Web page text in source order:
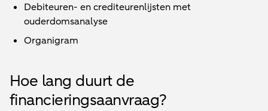
Debiteuren- en crediteurenlijsten met
ouderdomsanalyse
Organigram
Hoe lang duurt de
financieringsaanvraag?